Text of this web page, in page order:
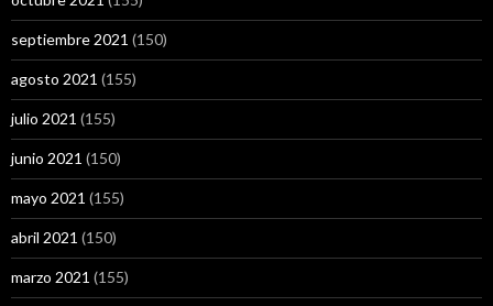
septiembre 2021 (150)
agosto 2021 (155)
julio 2021 (155)
junio 2021 (150)
mayo 2021 (155)
abril 2021 (150)
marzo 2021 (155)